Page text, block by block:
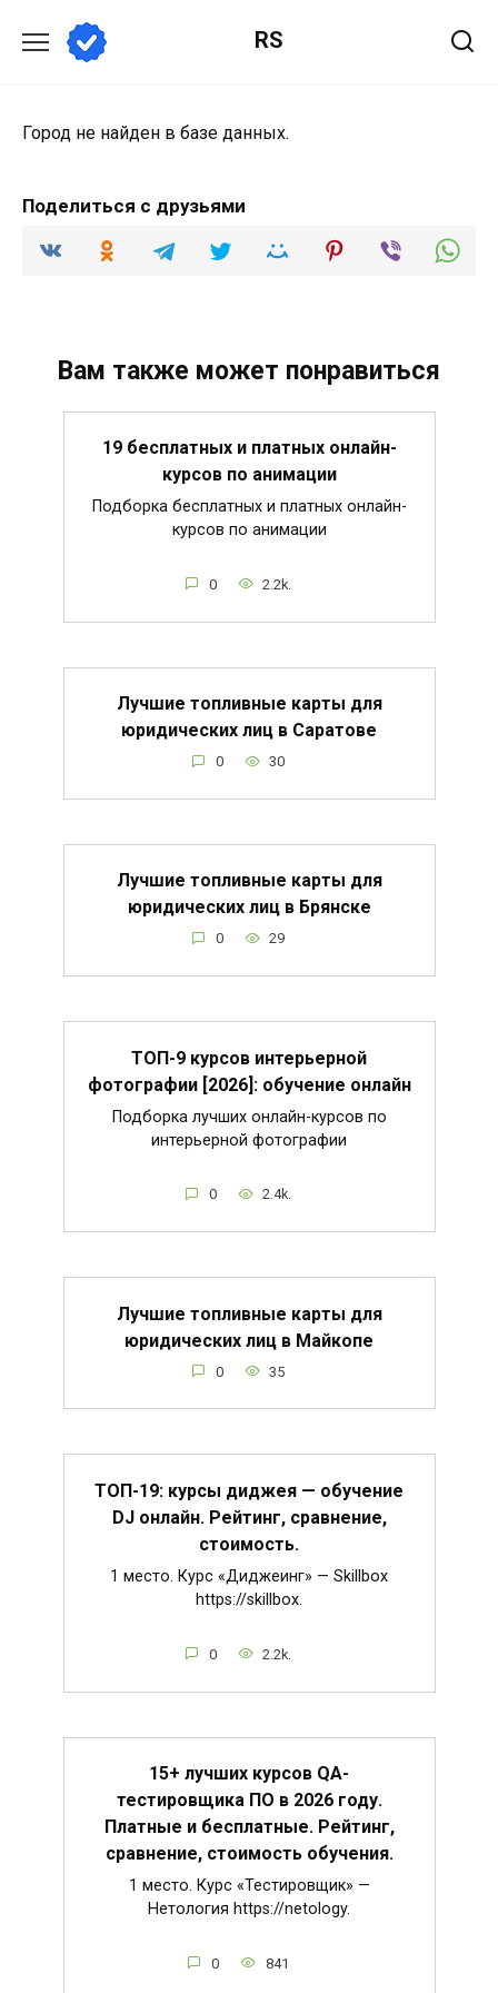
содержанию
RS
Город не найден в базе данных.
Поделиться с друзьями
Вам также может понравиться
19 бесплатных и платных онлайн-
курсов по анимации
Подборка бесплатных и платных онлайн-
курсов по анимации
0 2.2k.
Лучшие топливные карты для
юридических лиц в Саратове
0 30
Лучшие топливные карты для
юридических лиц в Брянске
0 29
ТОП-9 курсов интерьерной
фотографии [2026]: обучение онлайн
Подборка лучших онлайн-курсов по
интерьерной фотографии
0 2.4k.
Лучшие топливные карты для
юридических лиц в Майкопе
0 35
ТОП-19: курсы диджея — обучение
DJ онлайн. Рейтинг, сравнение,
стоимость.
1 место. Курс «Диджеинг» — Skillbox
https://skillbox.
0 2.2k.
15+ лучших курсов QA-
тестировщика ПО в 2026 году.
Платные и бесплатные. Рейтинг,
сравнение, стоимость обучения.
1 место. Курс «Тестировщик» —
Нетология https://netology.
0 841